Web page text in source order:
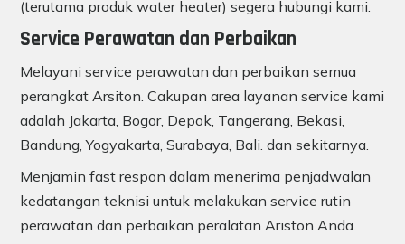
(terutama produk water heater) segera hubungi kami.
Service Perawatan dan Perbaikan
Melayani service perawatan dan perbaikan semua
perangkat Arsiton. Cakupan area layanan service kami
adalah Jakarta, Bogor, Depok, Tangerang, Bekasi,
Bandung, Yogyakarta, Surabaya, Bali. dan sekitarnya.
Menjamin fast respon dalam menerima penjadwalan
kedatangan teknisi untuk melakukan service rutin
perawatan dan perbaikan peralatan Ariston Anda.